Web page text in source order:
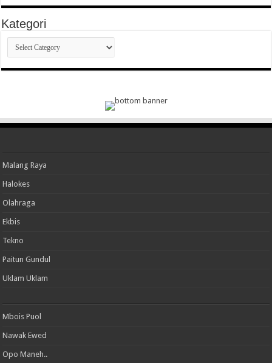
Kategori
Kategori
Malang Raya
Halokes
Olahraga
Ekbis
Tekno
Paitun Gundul
Uklam Uklam
Mbois Puol
Nawak Ewed
Opo Maneh..